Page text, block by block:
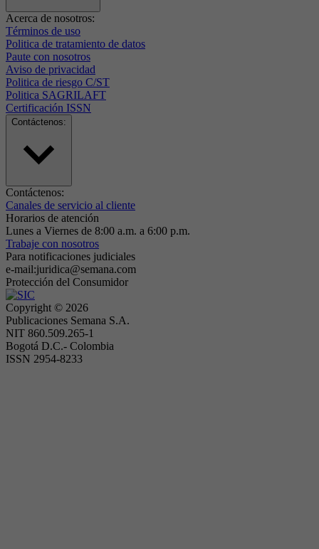
Acerca de nosotros:
Términos de uso
Politica de tratamiento de datos
Paute con nosotros
Aviso de privacidad
Politica de riesgo C/ST
Politica SAGRILAFT
Certificación ISSN
Contáctenos:
Contáctenos:
Canales de servicio al cliente
Horarios de atención
Lunes a Viernes de 8:00 a.m. a 6:00 p.m.
Trabaje con nosotros
Para notificaciones judiciales
e-mail:juridica@semana.com
Protección del Consumidor
Copyright © 2026
Publicaciones Semana S.A.
NIT 860.509.265-1
Bogotá D.C.- Colombia
ISSN 2954-8233